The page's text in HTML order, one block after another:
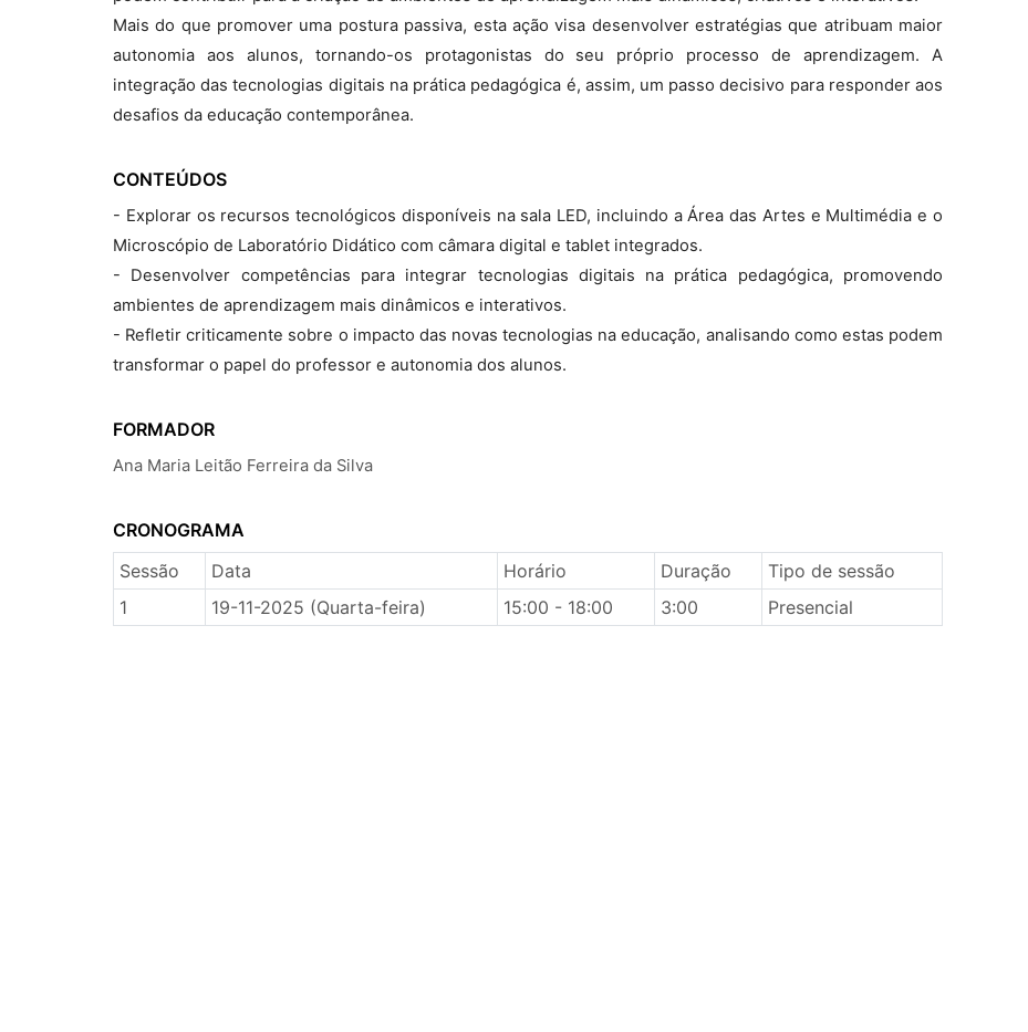
Mais do que promover uma postura passiva, esta ação visa desenvolver estratégias que atribuam maior
autonomia aos alunos, tornando-os protagonistas do seu próprio processo de aprendizagem. A
integração das tecnologias digitais na prática pedagógica é, assim, um passo decisivo para responder aos
desafios da educação contemporânea.
CONTEÚDOS
- Explorar os recursos tecnológicos disponíveis na sala LED, incluindo a Área das Artes e Multimédia e o
Microscópio de Laboratório Didático com câmara digital e tablet integrados.
- Desenvolver competências para integrar tecnologias digitais na prática pedagógica, promovendo
ambientes de aprendizagem mais dinâmicos e interativos.
- Refletir criticamente sobre o impacto das novas tecnologias na educação, analisando como estas podem
transformar o papel do professor e autonomia dos alunos.
FORMADOR
Ana Maria Leitão Ferreira da Silva
CRONOGRAMA
Sessão
Data Horário Duração
Tipo de sessão
1
19-11-2025 (Quarta-feira) 15:00 - 18:00 3:00 Presencial